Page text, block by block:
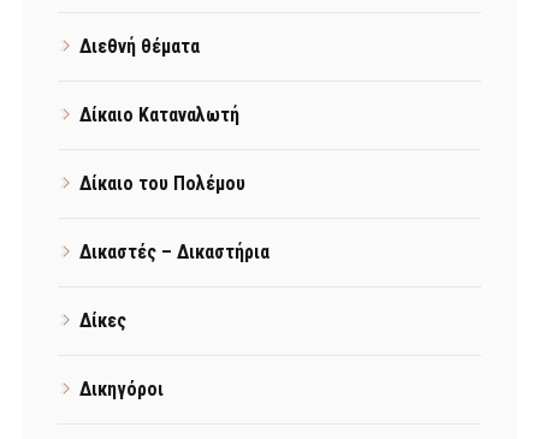
Διεθνή θέματα
Δίκαιο Καταναλωτή
Δίκαιο του Πολέμου
Δικαστές – Δικαστήρια
Δίκες
Δικηγόροι